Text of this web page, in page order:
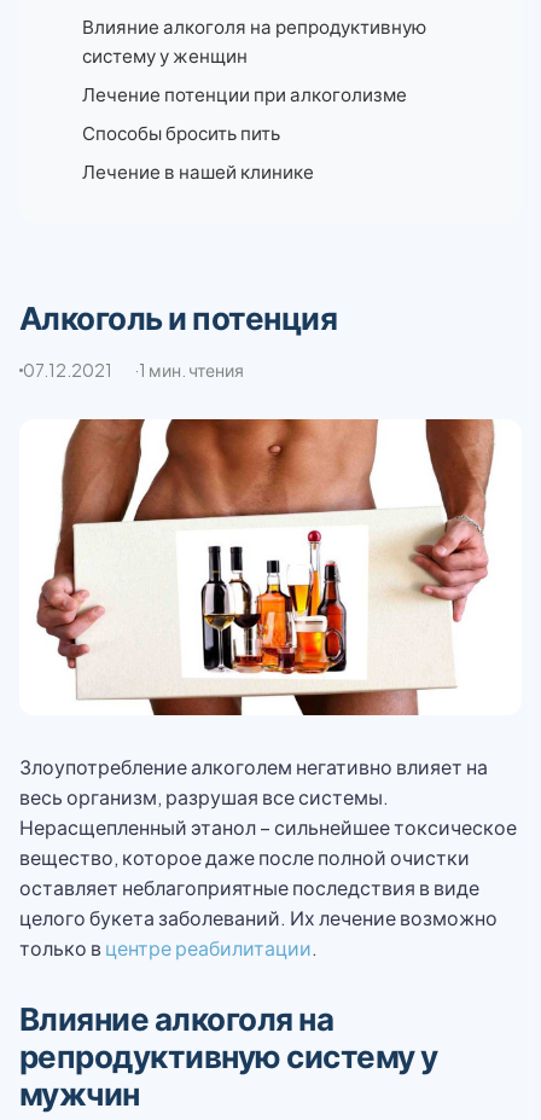
Влияние алкоголя на репродуктивную
систему у женщин
Лечение потенции при алкоголизме
Способы бросить пить
Лечение в нашей клинике
Алкоголь и потенция
07.12.2021 1 мин. чтения
Злоупотребление алкоголем негативно влияет на
весь организм, разрушая все системы.
Нерасщепленный этанол – сильнейшее токсическое
вещество, которое даже после полной очистки
оставляет неблагоприятные последствия в виде
целого букета заболеваний. Их лечение возможно
только в центре реабилитации.
Влияние алкоголя на
репродуктивную систему у
мужчин